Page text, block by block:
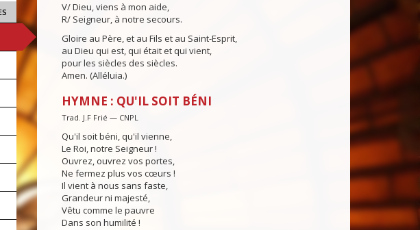
V/ Dieu, viens à mon aide,
R/ Seigneur, à notre secours.
Gloire au Père, et au Fils et au Saint-Esprit,
au Dieu qui est, qui était et qui vient,
pour les siècles des siècles.
Amen. (Alléluia.)
HYMNE : QU'IL SOIT BÉNI
Trad. J.F Frié — CNPL
Qu'il soit béni, qu'il vienne,
Le Roi, notre Seigneur !
Ouvrez, ouvrez vos portes,
Ne fermez plus vos cœurs !
Il vient à nous sans faste,
Grandeur ni majesté,
Vêtu comme le pauvre
Dans son humilité !